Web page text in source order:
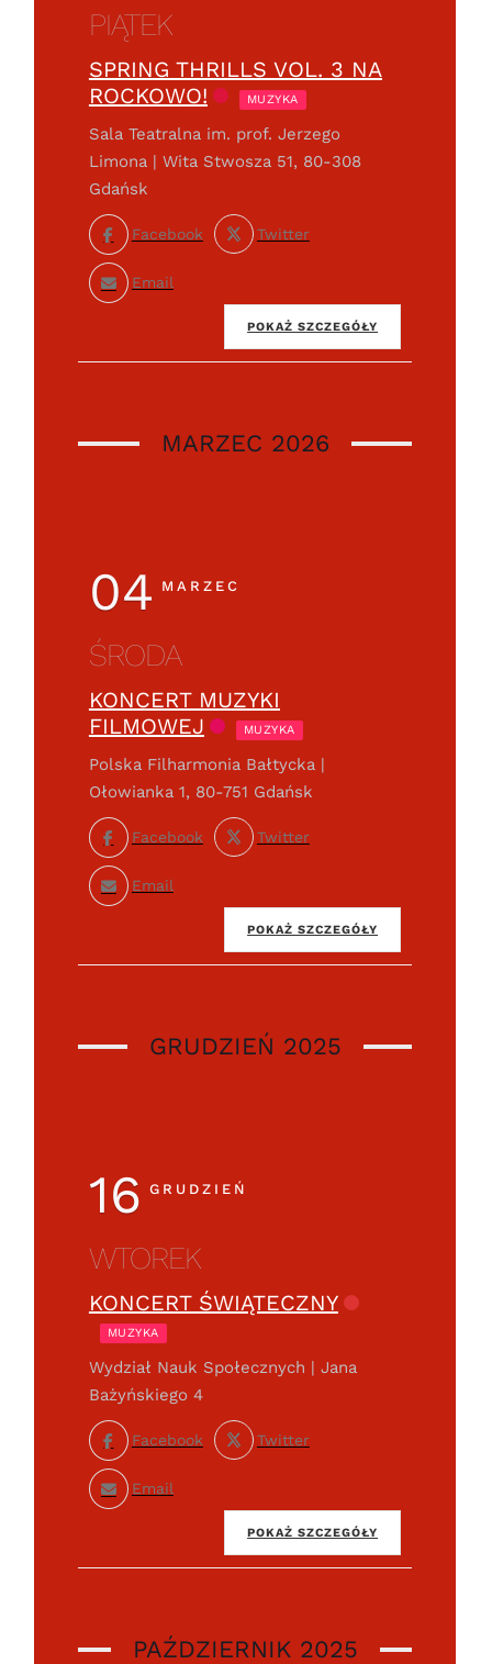
PIĄTEK
SPRING THRILLS VOL. 3 NA
ROCKOWO!
MUZYKA
Sala Teatralna im. prof. Jerzego
Limona | Wita Stwosza 51, 80-308
Gdańsk
Facebook Twitter
Email
POKAŻ SZCZEGÓŁY
MARZEC 2026
04 MARZEC
ŚRODA
KONCERT MUZYKI
FILMOWEJ
MUZYKA
Polska Filharmonia Bałtycka |
Ołowianka 1, 80-751 Gdańsk
Facebook Twitter
Email
POKAŻ SZCZEGÓŁY
GRUDZIEŃ 2025
16 GRUDZIEŃ
WTOREK
KONCERT ŚWIĄTECZNY
MUZYKA
Wydział Nauk Społecznych | Jana
Bażyńskiego 4
Facebook Twitter
Email
POKAŻ SZCZEGÓŁY
PAŹDZIERNIK 2025